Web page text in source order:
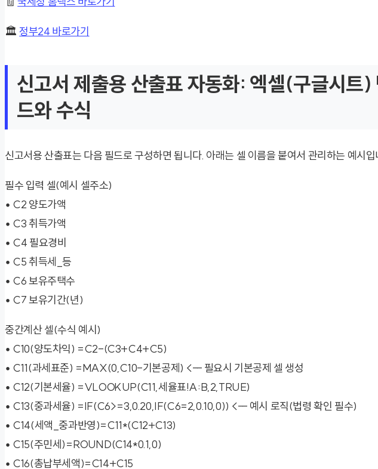
🏛️정부24 바로가기
신고서 제출용 산출표 자동화: 엑셀(구글시트)
드와 수식
신고서용 산출표는 다음 필드로 구성하면 됩니다. 아래는 셀 이름을 붙여서 관리하는 예시입
필수 입력 셀(예시 셀주소)
• C2 양도가액
• C3 취득가액
• C4 필요경비
• C5 취득세_등
• C6 보유주택수
• C7 보유기간(년)
중간계산 셀(수식 예시)
• C10(양도차익) =C2-(C3+C4+C5)
• C11(과세표준) =MAX(0,C10-기본공제) <-- 필요시 기본공제 셀 생성
• C12(기본세율) =VLOOKUP(C11,세율표!A:B,2,TRUE)
• C13(중과세율) =IF(C6>=3,0.20,IF(C6=2,0.10,0)) <-- 예시 로직(법령 확인 필수)
• C14(세액_중과반영)=C11*(C12+C13)
• C15(주민세)=ROUND(C14*0.1,0)
• C16(총납부세액)=C14+C15